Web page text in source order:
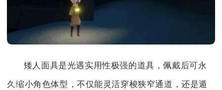
矮人面具是光遇实用性极强的道具，佩戴后可永
久缩小角色体型，不仅能灵活穿梭狭窄通道，还是遁